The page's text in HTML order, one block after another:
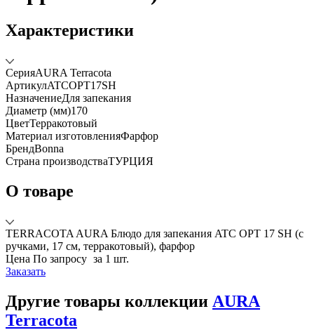
Характеристики
СерияAURA Terracota
АртикулATCOPT17SH
НазначениеДля запекания
Диаметр (мм)170
ЦветТерракотовый
Материал изготовленияФарфор
БрендBonna
Страна производстваТУРЦИЯ
О товаре
TERRACOTA AURA Блюдо для запекания ATC OPT 17 SH (с
ручками, 17 см, терракотовый), фарфор
Цена По запросу за 1 шт.
Заказать
Другие товары коллекции AURA
Terracota